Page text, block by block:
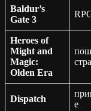
Baldur’s
Gate 3
Heroes of
Might and
Magic:
Olden Era
Dispatch
е